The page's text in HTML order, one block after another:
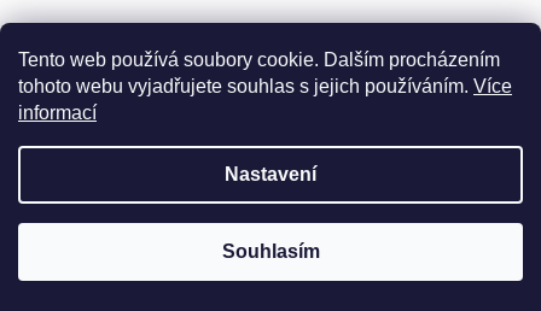
Tento web používá soubory cookie. Dalším procházením
tohoto webu vyjadřujete souhlas s jejich používáním. Více
informací
Nastavení
Souhlasím
Stříbrný náhrdelník s tyrkysem - Ag 925/1000 -
Shablool